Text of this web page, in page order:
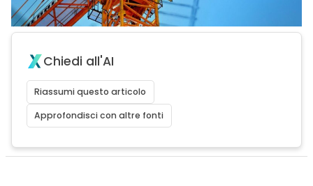
Chiedi all'AI
Riassumi questo articolo
Approfondisci con altre fonti